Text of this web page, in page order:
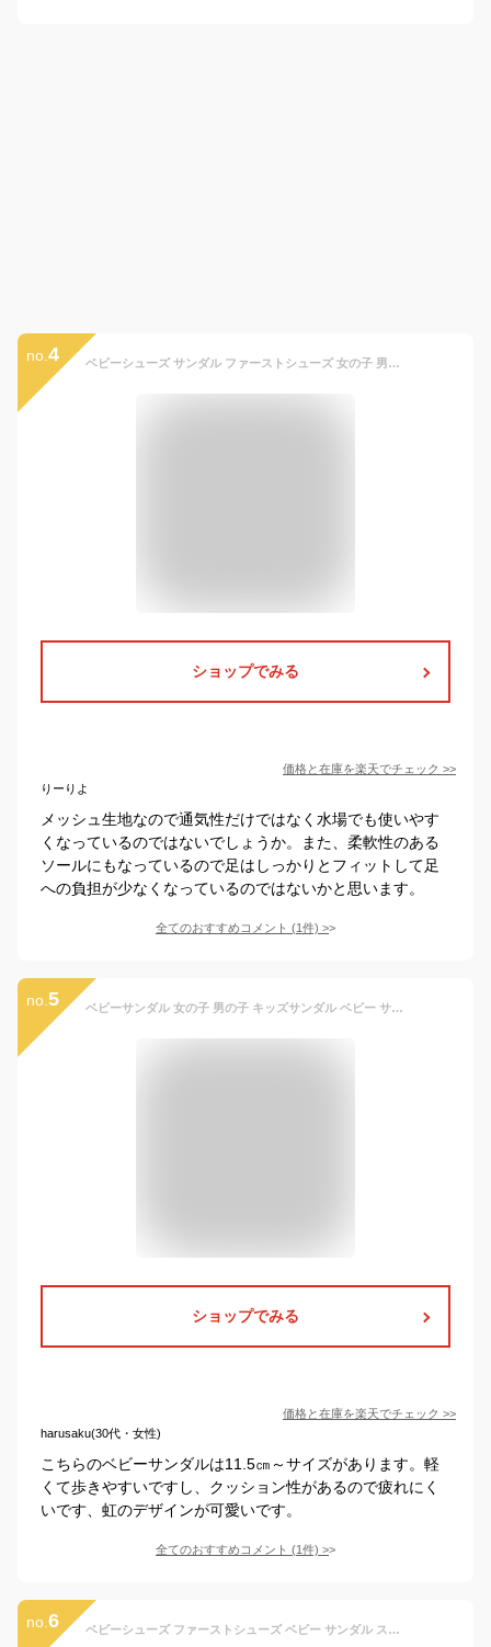
no. 4 ベビーシューズ サンダル ファーストシューズ 女の子 男の子 キッズ 軽量 夏 メッシュ 涼しい ビーチサンダル 赤ちゃん 可愛い ベビー靴 おしゃれ 1歳 2歳 お誕生日 プレゼント 11.5 12 12.5 13 13.5 14 14.5 15cm ピンク レッド
ショップでみる
価格と在庫を楽天でチェック >>
りーりよ
メッシュ生地なので通気性だけではなく水場でも使いやす
くなっているのではないでしょうか。また、柔軟性のある
ソールにもなっているので足はしっかりとフィットして足
への負担が少なくなっているのではないかと思います。
全てのおすすめコメント (1件) >
no. 5 ベビーサンダル 女の子 男の子 キッズサンダル ベビー サンダル ファーストシューズ キッズ ベビーシューズ ビーチサンダル 通気性 軽量 可愛い 厚底 こども おしゃれ 幼稚園 保育園 体育館 マジックテープ 通園 履きやすい 歩きやすい 滑り止め 屈曲性 アウトドア
ショップでみる
価格と在庫を楽天でチェック >>
harusaku(30代・女性)
こちらのベビーサンダルは11.5㎝～サイズがあります。軽
くて歩きやすいですし、クッション性があるので疲れにく
いです、虹のデザインが可愛いです。
全てのおすすめコメント (1件) >
no. 6 ベビーシューズ ファーストシューズ ベビー サンダル スニーカー ベビー靴 夏 キッズ サンダル つま先保護 メッシュ ウォータシューズ 男女兼用 女の子 男の子 子供 可愛い 軽量 お出かけ 疲れない 痛くない 滑り止め 履きやすい おしゃれ 11.5cm-15.5cm